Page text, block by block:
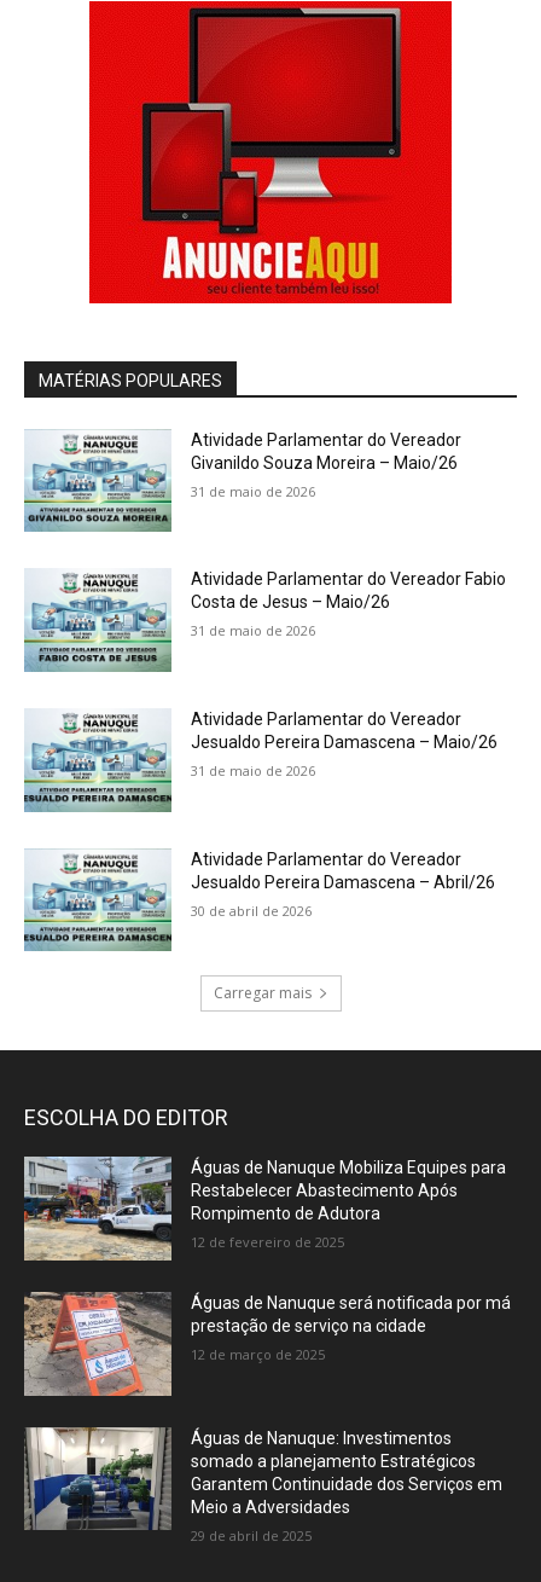
MATÉRIAS POPULARES
Atividade Parlamentar do Vereador
Givanildo Souza Moreira – Maio/26
31 de maio de 2026
Atividade Parlamentar do Vereador Fabio
Costa de Jesus – Maio/26
31 de maio de 2026
Atividade Parlamentar do Vereador
Jesualdo Pereira Damascena – Maio/26
31 de maio de 2026
Atividade Parlamentar do Vereador
Jesualdo Pereira Damascena – Abril/26
30 de abril de 2026
Carregar mais
ESCOLHA DO EDITOR
Águas de Nanuque Mobiliza Equipes para
Restabelecer Abastecimento Após
Rompimento de Adutora
12 de fevereiro de 2025
Águas de Nanuque será notificada por má
prestação de serviço na cidade
12 de março de 2025
Águas de Nanuque: Investimentos
somado a planejamento Estratégicos
Garantem Continuidade dos Serviços em
Meio a Adversidades
29 de abril de 2025